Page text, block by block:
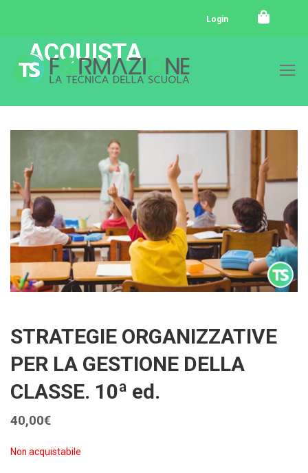
Login
ACQUISTA
STRATEGIE ORGANIZZATIVE
PER LA GESTIONE DELLA
CLASSE. 10ª ed.
40,00€
Non acquistabile